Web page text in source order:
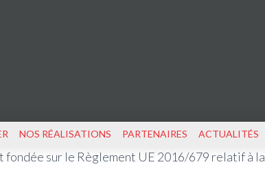
NOS RÉALISATIONS PARTENAIRES ACTUALITÉS
sur le Règlement UE 2016/679 relatif à la